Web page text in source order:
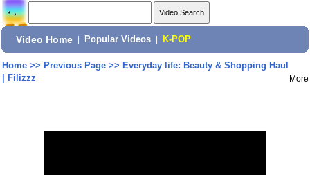
Video Home Popular Videos K-POP
Home>> Previous Page>> Everyday life: Beauty & Shopping Haul
| Filizzz
More